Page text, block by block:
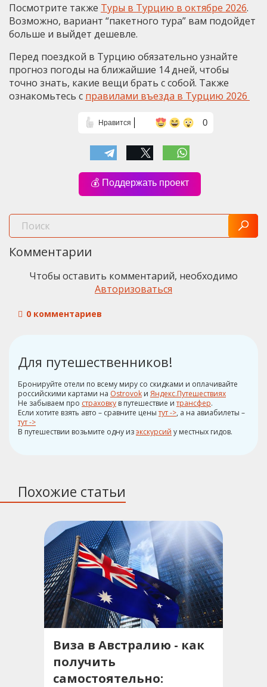
Посмотрите также Туры в Турцию в октябре 2026.
Возможно, вариант “пакетного тура” вам подойдет
больше и выйдет дешевле.
Перед поездкой в Турцию обязательно узнайте
прогноз погоды на ближайшие 14 дней, чтобы
точно знать, какие вещи брать с собой. Также
ознакомьтесь с правилами въезда в Турцию 2026
Нравится 0
💰 Поддержать проект
Комментарии
Чтобы оставить комментарий, необходимо
Авторизоваться
0 комментариев
Для путешественников!
Бронируйте отели по всему миру со скидками и оплачивайте
российскими картами на Ostrovok и Яндекс.Путешествиях
Не забываем про страховку в путешествие итрансфер.
Если хотите взять авто – сравните ценытут ->, а на авиабилеты –
тут ->
В путешествии возьмите одну изэкскурсий у местных гидов.
Похожие статьи
Виза в Австралию - как
получить
самостоятельно: